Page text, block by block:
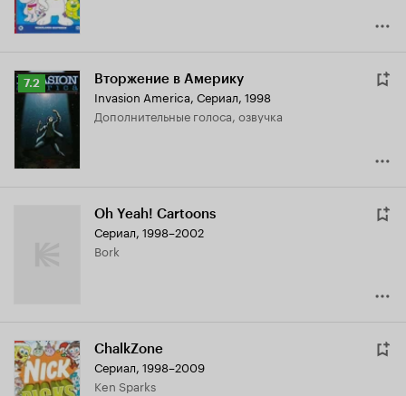
Рейтинг
Кинопоиска
7.2
7.2 Вторжение в Америку
Invasion America, Сериал, 1998
дополнительные голоса, озвучка
Oh Yeah! Cartoons
Сериал, 1998–2002
Bork
ChalkZone
Сериал, 1998–2009
Ken Sparks